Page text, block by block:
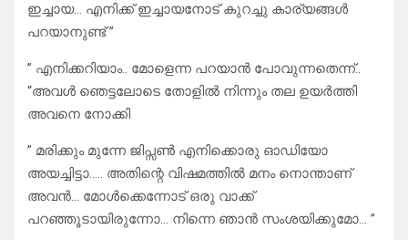
ഇച്ചായ… എനിക്ക് ഇച്ചായനോട് കുറച്ചു കാര്യങ്ങൾ
പറയാനുണ്ട് ”
” എനിക്കറിയാം.. മോളെന്ന പറയാൻ പോവുന്നതെന്ന്..
“അവൾ ഞെട്ടലോടെ തോളിൽ നിന്നും തല ഉയർത്തി
അവനെ നോക്കി
” മരിക്കും മുന്നേ ജിപ്സൺ എനിക്കൊരു ഓഡിയോ
അയച്ചിട്ടാ….. അതിന്റെ വിഷമത്തിൽ മനം നൊന്താണ്
അവൻ… മോൾക്കെന്നോട് ഒരു വാക്ക്
പറഞ്ഞൂടായിരുന്നോ… നിന്നെ ഞാൻ സംശയിക്കുമോ… ”